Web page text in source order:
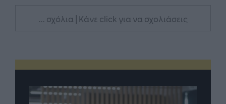
... σχόλια | Κάνε click για να σχολιάσεις